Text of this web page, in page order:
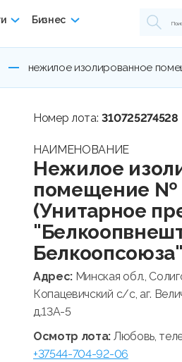
Бизнес
нежилое изолированное
Номер лота: 310725274528
НАИМЕНОВАНИЕ
Нежилое
помещение №
(Унитарное
Адрес: Минская обл.,
Копацевичский с/с, аг.
д.13А-5
Осмотр лота: Любовь,
+37544-704-92-06